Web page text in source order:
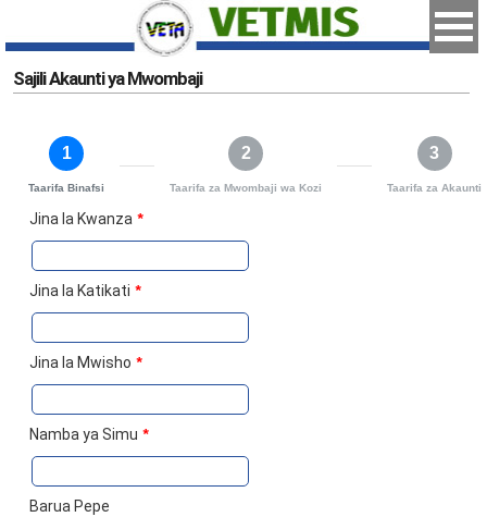
Sajili Akaunti ya Mwombaji
1
Taarifa Binafsi
2
Taarifa za Mwombaji wa Kozi
3
Taarifa za Akaunti
Jina la Kwanza *
Jina la Katikati *
Jina la Mwisho *
Namba ya Simu *
Barua Pepe